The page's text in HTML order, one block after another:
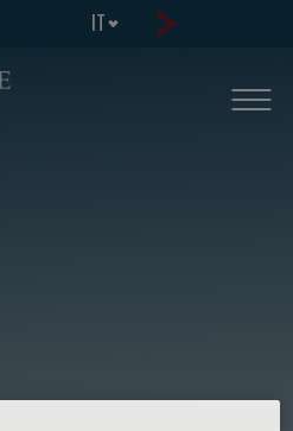
IT